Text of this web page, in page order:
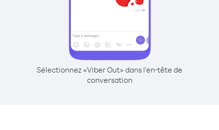
Sélectionnez «Viber Out» dans l'en-tête de
conversation